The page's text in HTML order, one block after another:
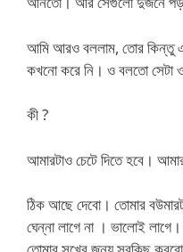
আমি আরও বললাম, তোর কিন্তু
কখনো করে নি। ও বলতো সেটা
কী ?
আমারটাও চেটে দিতে হবে।
ঠিক আছে দেবো। তোমার
ঘেন্না লাগে না । ভালোই